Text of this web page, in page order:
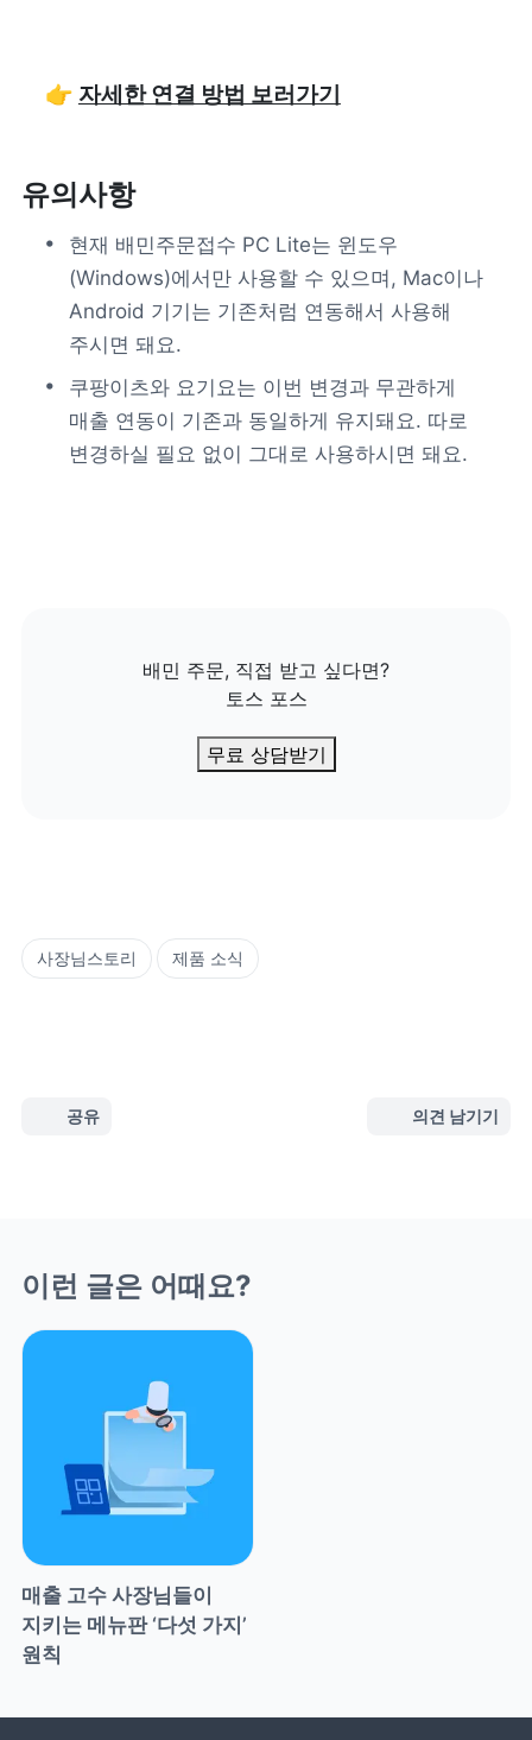
👉 자세한 연결 방법 보러가기
유의사항
현재 배민주문접수 PC Lite는 윈도우
(Windows)에서만 사용할 수 있으며, Mac이나
Android 기기는 기존처럼 연동해서 사용해
주시면 돼요.
쿠팡이츠와 요기요는 이번 변경과 무관하게
매출 연동이 기존과 동일하게 유지돼요. 따로
변경하실 필요 없이 그대로 사용하시면 돼요.
배민 주문, 직접 받고 싶다면?
토스 포스
무료 상담받기
사장님스토리 제품 소식
공유 의견 남기기
이런 글은 어때요?
매출 고수 사장님들이
지키는 메뉴판 ‘다섯 가지’
원칙